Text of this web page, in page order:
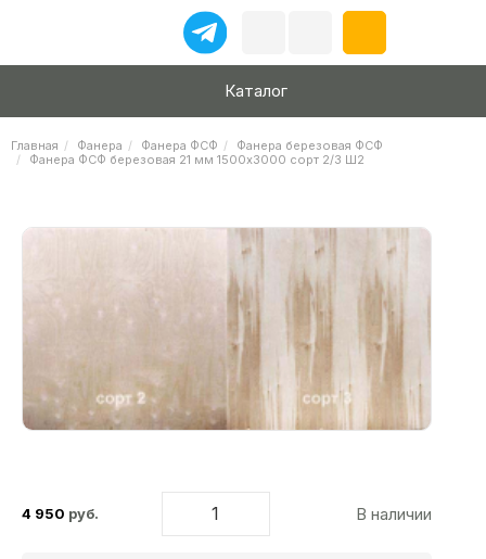
Каталог
Главная Фанера Фанера ФСФ
Фанера березовая ФСФ
Фанера ФСФ березовая 21 мм 1500х3000 сорт 2/3 Ш2
4 950 руб. В наличии